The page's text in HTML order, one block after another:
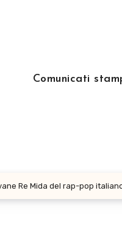
Comunicati
Re Mida del rap-pop